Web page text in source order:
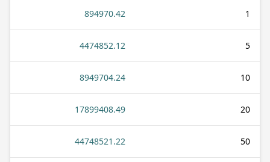
1
894970.42
5
4474852.12
10
8949704.24
20
17899408.49
50
44748521.22